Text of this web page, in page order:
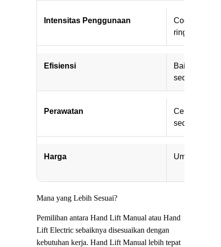
Intensitas Penggunaan
Cocok untuk
ringan
Efisiensi
Baik untuk
sederhana
Perawatan
Cenderung
sederhana
Harga Umumnya
Mana yang Lebih Sesuai?
Pemilihan antara Hand Lift Manual atau Hand
Lift Electric sebaiknya disesuaikan dengan
kebutuhan kerja. Hand Lift Manual lebih tepat